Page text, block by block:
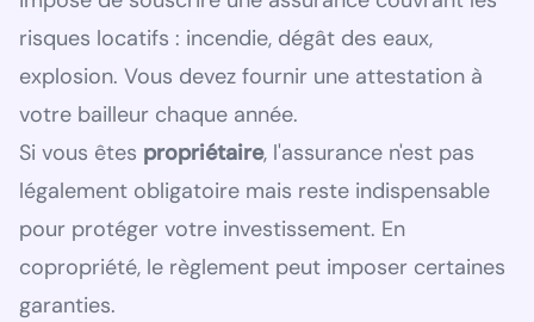
risques locatifs : incendie, dégât des eaux,
explosion. Vous devez fournir une attestation à
votre bailleur chaque année.
Si vous êtes propriétaire, l'assurance n'est pas
légalement obligatoire mais reste indispensable
pour protéger votre investissement. En
copropriété, le règlement peut imposer certaines
garanties.